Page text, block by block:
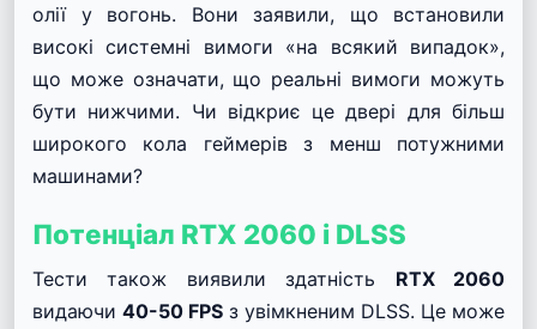
олії у вогонь. Вони заявили, що встановили
високі системні вимоги «на всякий випадок»,
що може означати, що реальні вимоги можуть
бути нижчими. Чи відкриє це двері для більш
широкого кола геймерів з менш потужними
машинами?
Потенціал RTX 2060 і DLSS
Тести також виявили здатність RTX 2060
видаючи 40-50 FPS з увімкненим DLSS. Це може